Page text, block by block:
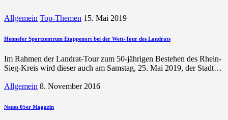
Allgemein Top-Themen 15. Mai 2019
Hennefer Sportzentrum Etappenort bei der Wett-Tour des Landrats
Im Rahmen der Landrat-Tour zum 50-jährigen Bestehen des Rhein-
Sieg-Kreis wird dieser auch am Samstag, 25. Mai 2019, der Stadt…
Allgemein 8. November 2016
Neues 05er Magazin